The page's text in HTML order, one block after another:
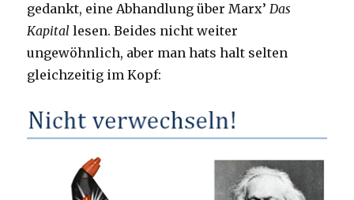
gedankt, eine Abhandlung über Marx’Das
Kapital lesen. Beides nicht weiter
ungewöhnlich, aber man hats halt selten
gleichzeitig im Kopf: